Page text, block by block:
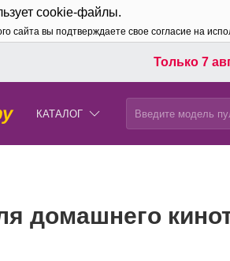
cookie-файлы.
сайта вы подтверждаете свое согласие на
Только 7
КАТАЛОГ
домашнего